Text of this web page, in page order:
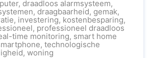
Verzekerd:
Kies
voor
een
Professioneel
Draadloos
, draadloos alarmsysteem,
, draagbaarheid, gemak,
, investering, kostenbesparing,
, professioneel draadloos
time monitoring, smart home
, technologische
, woning